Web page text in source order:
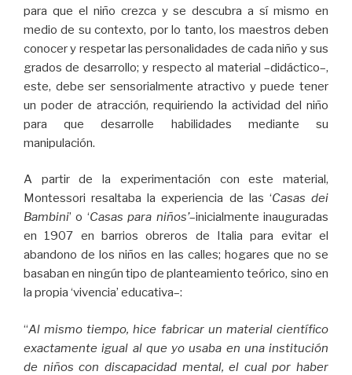
para que el niño crezca y se descubra a sí mismo en
medio de su contexto, por lo tanto, los maestros deben
conocer y respetar las personalidades de cada niño y sus
grados de desarrollo; y respecto al material –didáctico–,
este, debe ser sensorialmente atractivo y puede tener
un poder de atracción, requiriendo la actividad del niño
para que desarrolle habilidades mediante su
manipulación.
A partir de la experimentación con este material,
Montessori resaltaba la experiencia de las ‘Casas dei
Bambini’ o ‘Casas para niños’–inicialmente inauguradas
en 1907 en barrios obreros de Italia para evitar el
abandono de los niños en las calles; hogares que no se
basaban en ningún tipo de planteamiento teórico, sino en
la propia ‘vivencia’ educativa–:
“Al mismo tiempo, hice fabricar un material científico
exactamente igual al que yo usaba en una institución
de niños con discapacidad mental, el cual por haber